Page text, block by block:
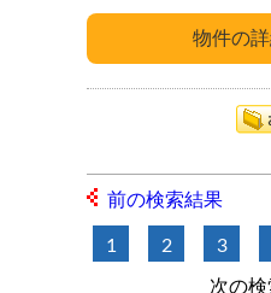
前の検索結果
1 2 3